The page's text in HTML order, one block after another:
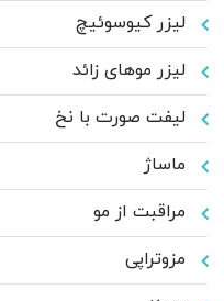
لیزر کیوسوئیچ
لیزر موهای زائد
لیفت صورت با نخ
ماساژ
مراقبت از مو
مزوتراپی